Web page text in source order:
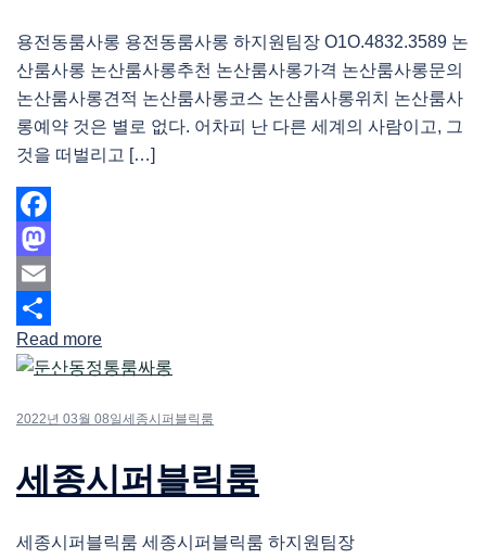
용전동룸사롱 용전동룸사롱 하지원팀장 O1O.4832.3589 논
산룸사롱 논산룸사롱추천 논산룸사롱가격 논산룸사롱문의
논산룸사롱견적 논산룸사롱코스 논산룸사롱위치 논산룸사
롱예약 것은 별로 없다. 어차피 난 다른 세계의 사람이고, 그
것을 떠벌리고 […]
Facebook
Mastodon
Email
Share
Read more
2022년 03월 08일 세종시퍼블릭룸
세종시퍼블릭룸
세종시퍼블릭룸 세종시퍼블릭룸 하지원팀장